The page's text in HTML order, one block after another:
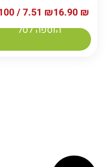
16.90 ₪
7.51 ₪
/ 100 ג׳
הוספה לסל